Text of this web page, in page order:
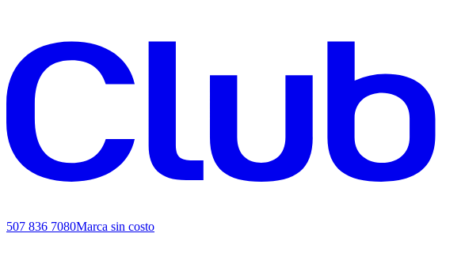
507 836 7080Marca sin costo